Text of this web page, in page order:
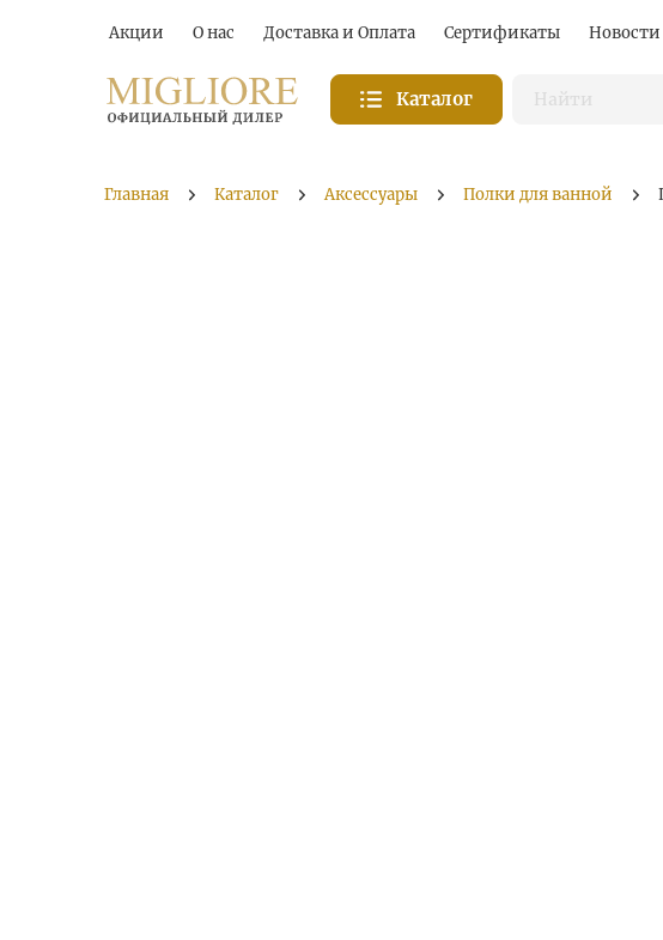
Акции О нас Доставка и Оплата Сертификаты Новости
Каталог
Главная Каталог Аксессуары Полки для ванной